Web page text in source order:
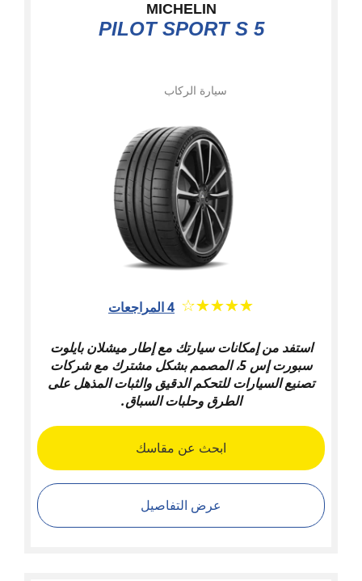
MICHELIN
PILOT SPORT S 5
سيارة الركاب
★★★★★
☆☆☆☆☆ 4 المراجعات
استفد من إمكانات سيارتك مع إطار ميشلان بايلوت
سبورت إس 5، المصمم بشكل مشترك مع شركات
تصنيع السيارات للتحكم الدقيق والثبات المذهل على
الطرق وحلبات السباق.
ابحث عن مقاسك
عرض التفاصيل